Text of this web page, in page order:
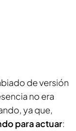
de versión
no era
ya que,
para actuar: